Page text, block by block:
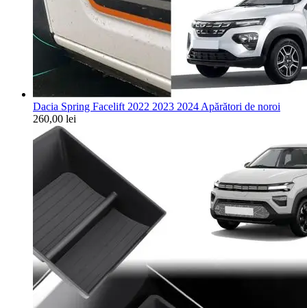
Dacia Spring Facelift 2022 2023 2024 Apărători de noroi
260,00 lei